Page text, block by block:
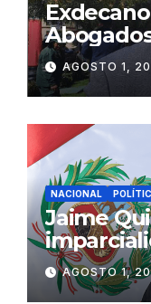
AGOSTO 1,
NACIONAL
Jaime
de
AGOSTO 1,